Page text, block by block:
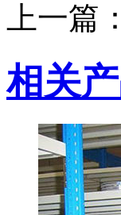
上一篇：
相关